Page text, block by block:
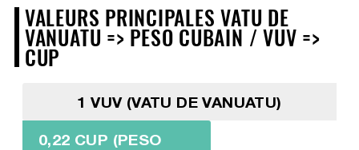
VALEURS PRINCIPALES VATU DE
VANUATU => PESO CUBAIN / VUV =>
CUP
1 VUV (VATU DE VANUATU)
0,22 CUP (PESO